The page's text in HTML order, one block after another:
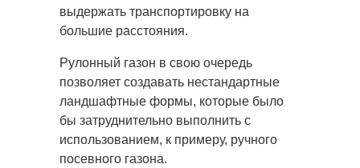
выдержать транспортировку на
большие расстояния.
Рулонный газон в свою очередь
позволяет создавать нестандартные
ландшафтные формы, которые было
бы затруднительно выполнить с
использованием, к примеру, ручного
посевного газона.